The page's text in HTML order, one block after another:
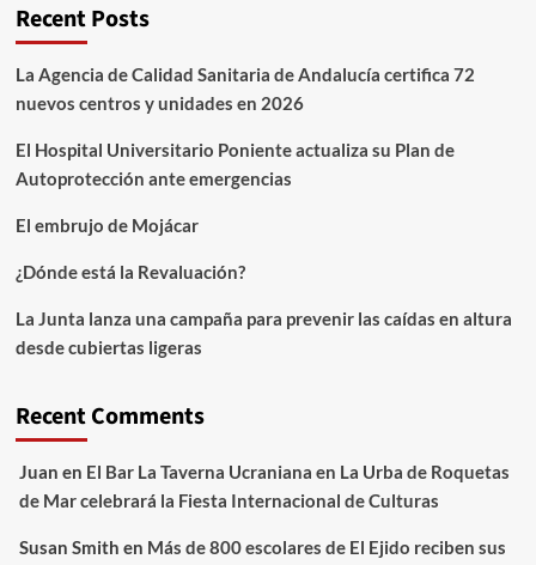
Recent Posts
La Agencia de Calidad Sanitaria de Andalucía certifica 72
nuevos centros y unidades en 2026
El Hospital Universitario Poniente actualiza su Plan de
Autoprotección ante emergencias
El embrujo de Mojácar
¿Dónde está la Revaluación?
La Junta lanza una campaña para prevenir las caídas en altura
desde cubiertas ligeras
Recent Comments
Juan en El Bar La Taverna Ucraniana en La Urba de Roquetas
de Mar celebrará la Fiesta Internacional de Culturas
Susan Smith en Más de 800 escolares de El Ejido reciben sus